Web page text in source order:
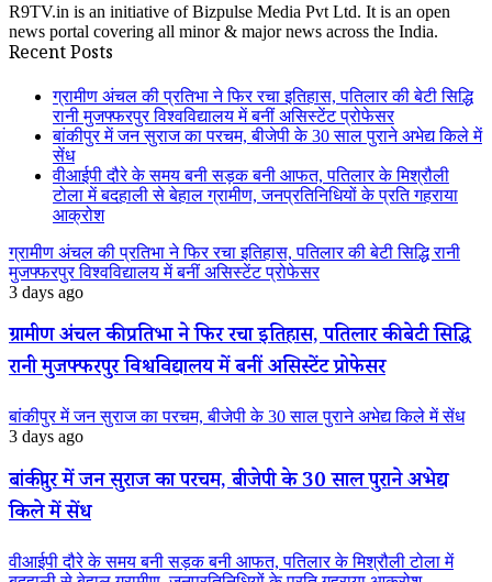
R9TV.in is an initiative of Bizpulse Media Pvt Ltd. It is an open
news portal covering all minor & major news across the India.
Recent Posts
ग्रामीण अंचल की प्रतिभा ने फिर रचा इतिहास, पतिलार की बेटी सिद्धि
रानी मुजफ्फरपुर विश्वविद्यालय में बनीं असिस्टेंट प्रोफेसर
बांकीपुर में जन सुराज का परचम, बीजेपी के 30 साल पुराने अभेद्य किले में
सेंध
वीआईपी दौरे के समय बनी सड़क बनी आफत, पतिलार के मिश्रौली
टोला में बदहाली से बेहाल ग्रामीण, जनप्रतिनिधियों के प्रति गहराया
आक्रोश
ग्रामीण अंचल की प्रतिभा ने फिर रचा इतिहास, पतिलार की बेटी सिद्धि रानी
मुजफ्फरपुर विश्वविद्यालय में बनीं असिस्टेंट प्रोफेसर
3 days ago
ग्रामीण अंचल की प्रतिभा ने फिर रचा इतिहास, पतिलार की बेटी सिद्धि
रानी मुजफ्फरपुर विश्वविद्यालय में बनीं असिस्टेंट प्रोफेसर
बांकीपुर में जन सुराज का परचम, बीजेपी के 30 साल पुराने अभेद्य किले में सेंध
3 days ago
बांकीपुर में जन सुराज का परचम, बीजेपी के 30 साल पुराने अभेद्य
किले में सेंध
वीआईपी दौरे के समय बनी सड़क बनी आफत, पतिलार के मिश्रौली टोला में